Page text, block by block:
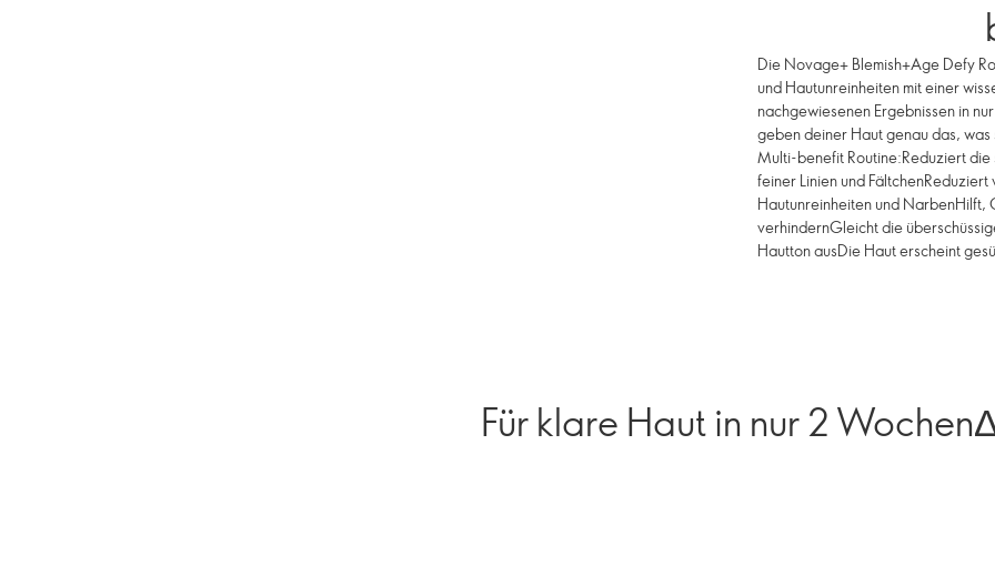
Die Novage+ Blemish+Age Defy
und Hautunreinheiten mit einer
nachgewiesenen Ergebnissen in
geben deiner Haut genau das,
Multi-benefit Routine:Reduziert
feiner Linien und
Hautunreinheiten und NarbenHilft,
verhindernGleicht die
Hautton ausDie Haut erscheint
Für klare Haut in nur 2